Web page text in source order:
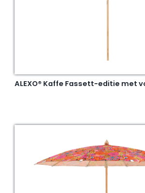
ALEXO® Kaffe Fassett-editie met